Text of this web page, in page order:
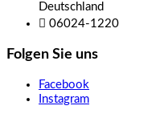
Deutschland
 06024-1220
Folgen Sie uns
Facebook
Instagram